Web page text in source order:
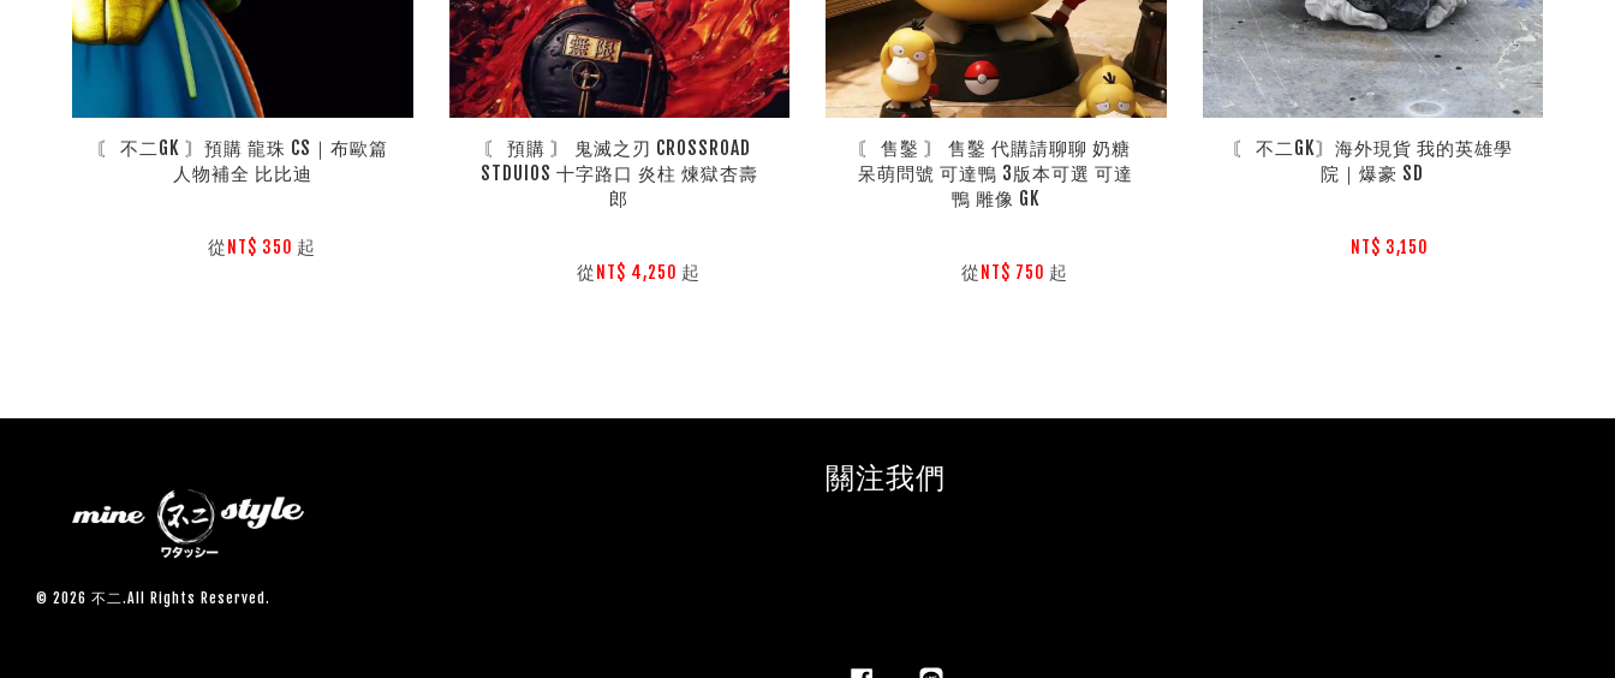
〘 不二GK 〙預購 龍珠 CS｜布歐篇
人物補全 比比迪
        從
NT$ 350 起
〘 預購 〙 鬼滅之刃 CROSSROAD
STDUIOS 十字路口 炎柱 煉獄杏壽
郎
        從
NT$ 4,250 起
〘 售鑿 〙 售鑿 代購請聊聊 奶糖
呆萌問號 可達鴨 3版本可選 可達
鴨 雕像 GK
        從
NT$ 750 起
〘 不二GK〙海外現貨 我的英雄學
院｜爆豪 SD
NT$ 3,150
© 2026 不二.All Rights Reserved.
關注我們